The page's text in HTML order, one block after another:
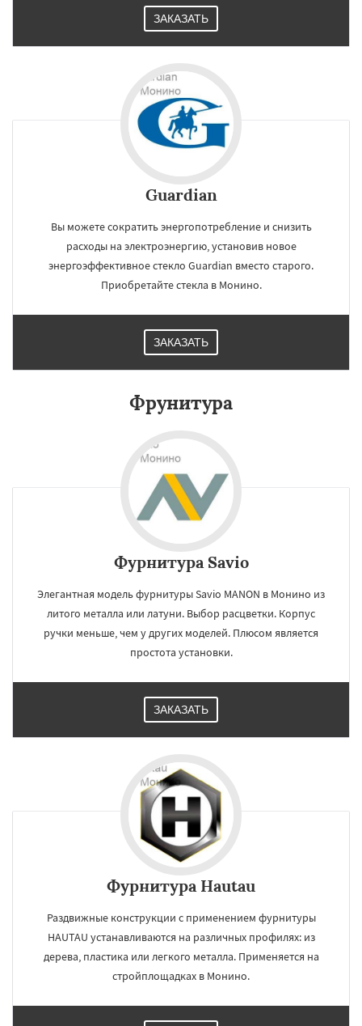
Работаем по
регионам
×
Свердловск Северный
Тучково Уваровка
Черусти
ЗАКАЗАТЬ
Guardian
Вы можете сократить энергопотребление и снизить
расходы на электроэнергию, установив новое
энергоэффективное стекло Guardian вместо старого.
Приобретайте стекла в Монино.
ЗАКАЗАТЬ
Фрунитура
Фурнитура Savio
Элегантная модель фурнитуры Savio MANON в Монино из
литого металла или латуни. Выбор расцветки. Корпус
ручки меньше, чем у других моделей. Плюсом является
простота установки.
ЗАКАЗАТЬ
Фурнитура Hautau
Раздвижные конструкции с применением фурнитуры
HAUTAU устанавливаются на различных профилях: из
дерева, пластика или легкого металла. Применяется на
стройплощадках в Монино.
УЗНАТЬ ПОДРОБНЕЕ